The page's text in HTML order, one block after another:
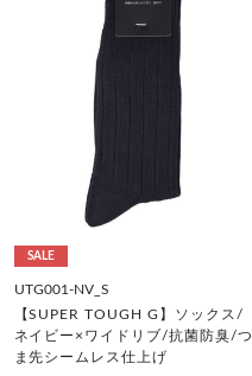
SALE
UTG001-NV_S
【SUPER TOUGH G】ソックス/
ネイビー×ワイドリブ/抗菌防臭/つ
ま先シームレス仕上げ